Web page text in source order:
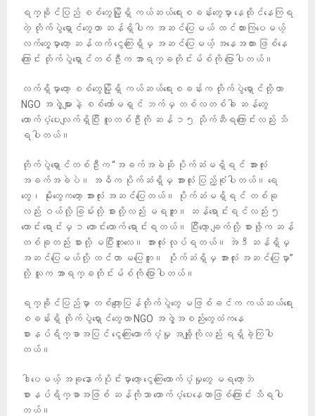
ရက္ခိုင်ပြည် စစ်တွေမြို့ရှိ ကယ်ဆယ်ရေးစခန်းတွေမှာ နေထိုင်နေကြရ
တဲ့ တိုက်ပွဲရှောင်တွေဟာ ဆန်ရှိပါက အဆင်ပြေမယ် ထင်ထားကြပေမယ့်
လက်တွေ့မှာတော့ ဆန်ထက် ငွေကြေးရှိမှ အဆင်ပြေမယ့် အနေအထား ဖြစ်နေ
ကြောင်း တိုက်ပွဲရှောင်တစ်ဦးက အာရက္ခတိုင်းမ်စ်ကို ပြောပါတယ်။
လက်ရှိမှာတော့ စစ်တွေမြို့ရှိ ကယ်ဆယ်ရေးစခန်းက တိုက်ပွဲရှောင်တို့ဟာ
NGO အဖွဲ့များနဲ့ စစ်ကော်မရှင် ဘက်မှ တစ်လတစ်ခါ ဆန်တွေ
ထောက်ပံ့ပေးလျက်ရှိပြီး လူတစ်ဦးကို ဆန် ၁၅ သိုက်ဆီရကြောင်းလည်း သိ
ရပါတယ်။
တိုက်ပွဲရှောင်တစ်ဦးက “အခက်အခဲဆို ပိုက်ဆံမရှိရင် အားလုံး
အခက်အခဲပဲ။ အဓိက ပိုက်ဆံရှိမှ အားလုံး ပြည့်စုံပါတယ်။ ရေ
တွေ၊ မိုးတွေကတော့ အားလုံး အဆင်ပြေတယ်။ ပိုက်ဆံမရှိရင် တစ်ခု
လည်း ဝယ်လို့ ခြမ်းလို့ စားလို့လည်း မရဘူး။ ဆန်ရောင်းရင်လည်း ၅
တောင်း ရောင်းမှ ၁ တောင်းလောက် ရောင်းရတယ်။ ပြီးတော့ ချက်လို့ စားဖို့က ဆန်
တစ်ခုတည်း စားလို့ မပြီးဘူးလေ။ အားလုံး လုပ်ရတယ်။ အဲဒီ ဆန်ရှိမှ
အဆင်ပြေမယ်လို့ ထင်တာ မပြေဘူး။ ပိုက်ဆံရှိမှ အားလုံး အဆင်ပြေမှာ”
လို့ သူက အာရက္ခတိုင်းမ်စ်ကို ပြောပါတယ်။
ရက္ခိုင်ပြည်မှာ တစ်ကျော့ပြန်တိုက်ပွဲတွေ မဖြစ်ခင်က ကယ်ဆယ်ရေး
စခန်းရှိ တိုက်ပွဲရှောင်တွေဟာ NGO အဖွဲ့အစည်းတွေထံကနေ
စားနပ်ရိက္ခာအပြင် ငွေကြေးထောက်ပံ့မှု အချို့ကိုလည်း ရရှိခဲ့ကြပါ
တယ်။
ဒါပေမယ့် အခုနောက်ပိုင်းမှာတော့ ငွေကြေးထောက်ပံ့မှုတွေ မရတော့ဘဲ
စားနပ်ရိက္ခာအဖြစ် ဆန်ကိုသာ ထောက်ပံ့ပေးနေတာဖြစ်ကြောင်း သိရပါ
တယ်။